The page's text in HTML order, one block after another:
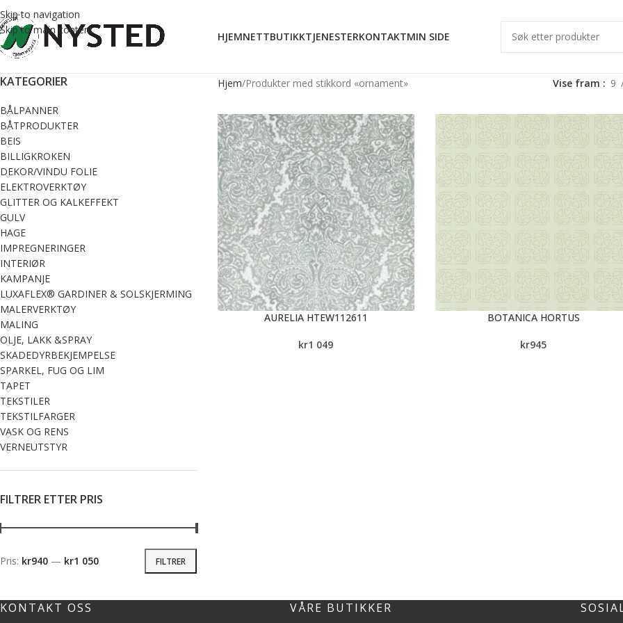
Skip to navigation
Skip to main content
HJEMNETTBUTIKKTJENESTERKONTAKTMIN SIDE
KATEGORIER
BÅLPANNER
BÅTPRODUKTER
BEIS
BILLIGKROKEN
DEKOR/VINDU FOLIE
ELEKTROVERKTØY
GLITTER OG KALKEFFEKT
GULV
HAGE
IMPREGNERINGER
INTERIØR
KAMPANJE
LUXAFLEX® GARDINER & SOLSKJERMING
MALERVERKTØY
MALING
OLJE, LAKK &SPRAY
SKADEDYRBEKJEMPELSE
SPARKEL, FUG OG LIM
TAPET
TEKSTILER
TEKSTILFARGER
VASK OG RENS
VERNEUTSTYR
FILTRER ETTER PRIS
FILTRER
Pris: kr940 — kr1 050
Hjem Produkter med stikkord «ornament» Vise fram 9
AURELIA HTEW112611
kr1 049
BOTANICA HORTUS
kr945
KONTAKT OSS VÅRE BUTIKKER